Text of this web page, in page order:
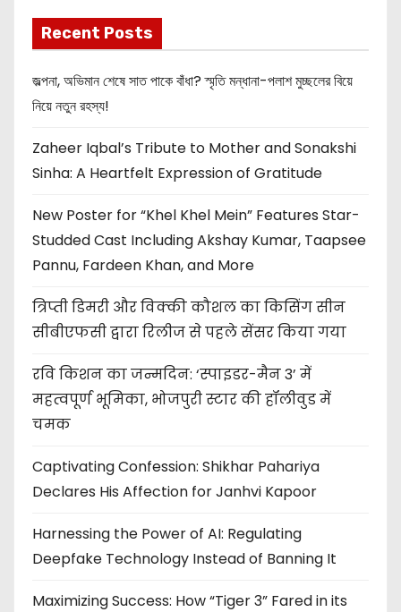
Recent Posts
জল্পনা, অভিমান শেষে সাত পাকে বাঁধা? স্মৃতি মন্ধানা-পলাশ মুচ্ছলের বিয়ে
নিয়ে নতুন রহস্য!
Zaheer Iqbal’s Tribute to Mother and Sonakshi
Sinha: A Heartfelt Expression of Gratitude
New Poster for “Khel Khel Mein” Features Star-
Studded Cast Including Akshay Kumar, Taapsee
Pannu, Fardeen Khan, and More
त्रिप्ती डिमरी और विक्की कौशल का किसिंग सीन
सीबीएफसी द्वारा रिलीज से पहले सेंसर किया गया
रवि किशन का जन्मदिन: ‘स्पाइडर-मैन 3’ में
महत्वपूर्ण भूमिका, भोजपुरी स्टार की हॉलीवुड में
चमक
Captivating Confession: Shikhar Pahariya
Declares His Affection for Janhvi Kapoor
Harnessing the Power of AI: Regulating
Deepfake Technology Instead of Banning It
Maximizing Success: How “Tiger 3” Fared in its